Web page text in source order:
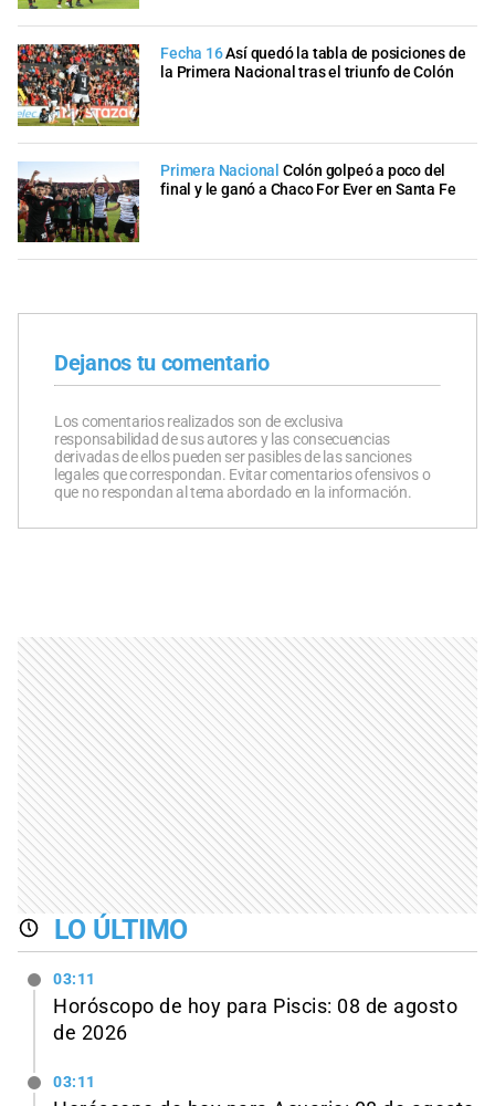
Fecha 16Así quedó la tabla de posiciones de
la Primera Nacional tras el triunfo de Colón
Primera Nacional Colón golpeó a poco del
final y le ganó a Chaco For Ever en Santa Fe
Dejanos tu comentario
Los comentarios realizados son de exclusiva
responsabilidad de sus autores y las consecuencias
derivadas de ellos pueden ser pasibles de las sanciones
legales que correspondan. Evitar comentarios ofensivos o
que no respondan al tema abordado en la información.
LO ÚLTIMO
03:11
Horóscopo de hoy para Piscis: 08 de agosto
de 2026
03:11